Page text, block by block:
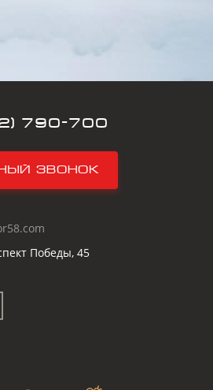
790-700
звонок
Победы, 45